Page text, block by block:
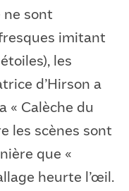
ne sont
imitant
les
d’Hirson a
« Calèche du
les scènes sont
que «
heurte l’œil.